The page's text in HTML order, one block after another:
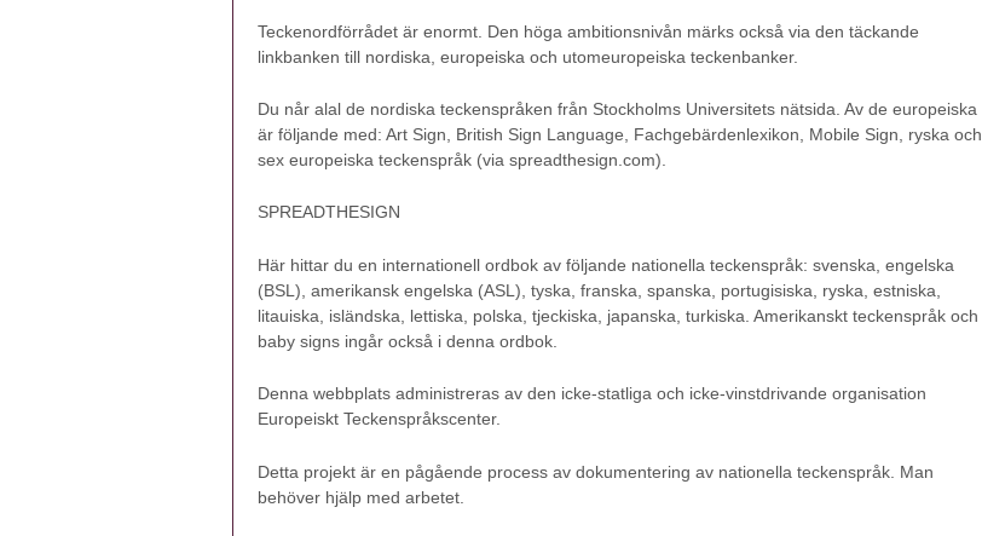
Teckenordförrådet är enormt. Den höga ambitionsnivån märks också via den täckande
linkbanken till nordiska, europeiska och utomeuropeiska teckenbanker.
Du når alal de nordiska teckenspråken från Stockholms Universitets nätsida. Av de europeiska
är följande med: Art Sign, British Sign Language, Fachgebärdenlexikon, Mobile Sign, ryska och
sex europeiska teckenspråk (via spreadthesign.com).
SPREADTHESIGN
Här hittar du en internationell ordbok av följande nationella teckenspråk: svenska, engelska
(BSL), amerikansk engelska (ASL), tyska, franska, spanska, portugisiska, ryska, estniska,
litauiska, isländska, lettiska, polska, tjeckiska, japanska, turkiska. Amerikanskt teckenspråk och
baby signs ingår också i denna ordbok.
Denna webbplats administreras av den icke-statliga och icke-vinstdrivande organisation
Europeiskt Teckenspråkscenter.
Detta projekt är en pågående process av dokumentering av nationella teckenspråk. Man
behöver hjälp med arbetet.